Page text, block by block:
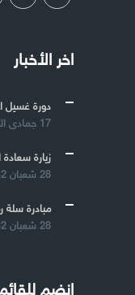
اخر الأخبار
دورة غسيل
17 جمادى الأولى 1443
زيارة
28 شعبان 1442
مبادرة سلة
28 شعبان 1442
إنضم